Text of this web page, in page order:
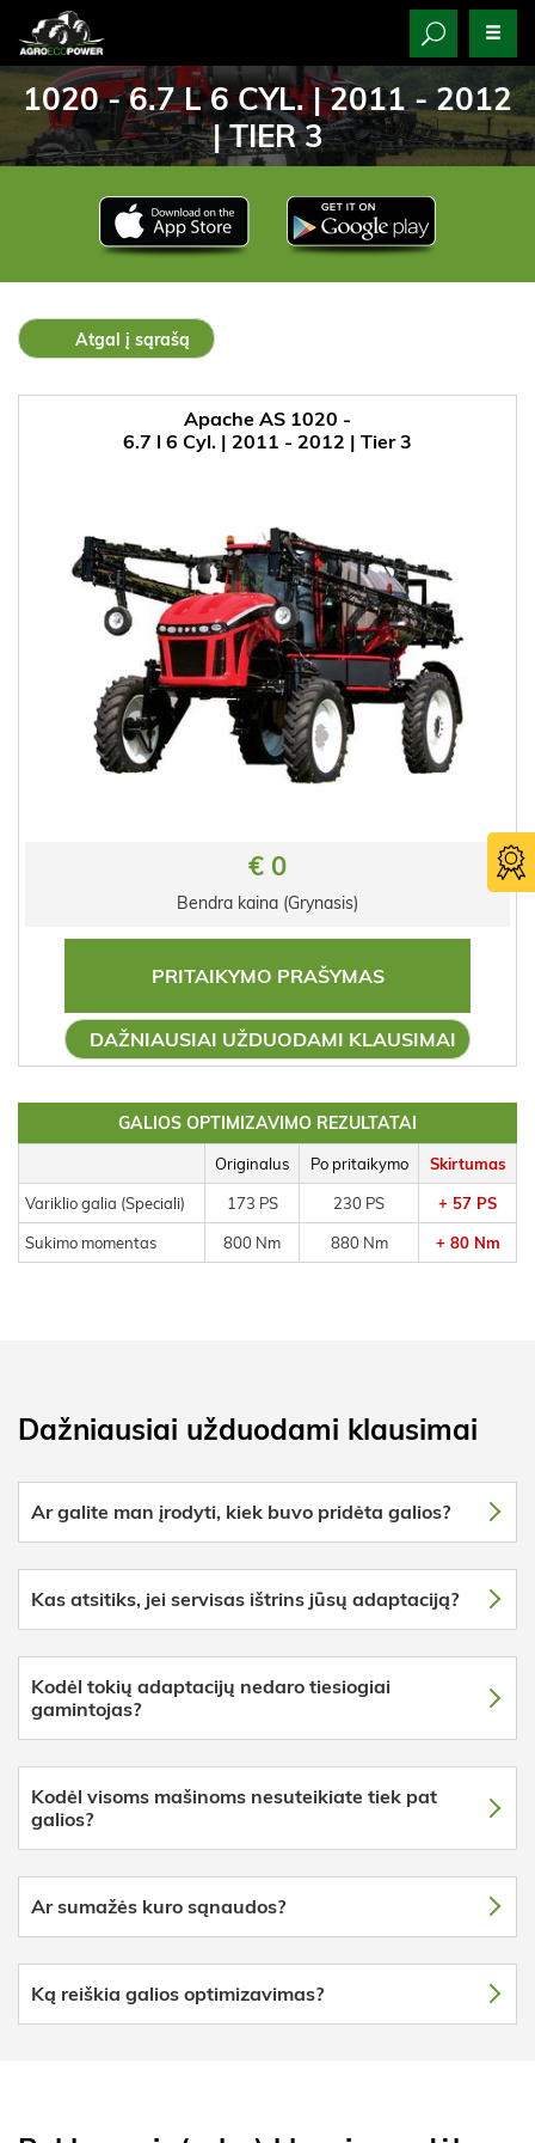
1020 - 6.7 L 6 CYL. | 2011 - 2012
| TIER 3
Atgal į sąrašą
Apache AS 1020 -
6.7 l 6 Cyl. | 2011 - 2012 | Tier 3
€ 0
Bendra kaina (Grynasis)
PRITAIKYMO PRAŠYMAS
DAŽNIAUSIAI UŽDUODAMI KLAUSIMAI
GALIOS OPTIMIZAVIMO REZULTATAI
Originalus Po pritaikymo Skirtumas
Variklio galia (Speciali) 173 PS 230 PS + 57 PS
Sukimo momentas 800 Nm 880 Nm + 80 Nm
Dažniausiai užduodami klausimai
Ar galite man įrodyti, kiek buvo pridėta galios?
Kas atsitiks, jei servisas ištrins jūsų adaptaciją?
Kodėl tokių adaptacijų nedaro tiesiogiai
gamintojas?
Kodėl visoms mašinoms nesuteikiate tiek pat
galios?
Ar sumažės kuro sąnaudos?
Ką reiškia galios optimizavimas?